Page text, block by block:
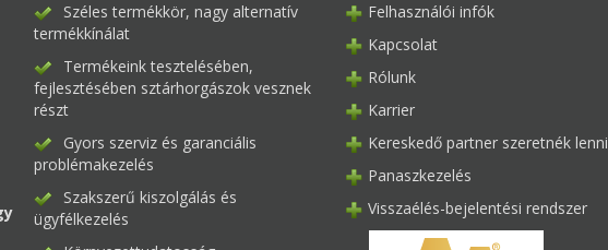
Széles termékkör, nagy alternatív
termékkínálat
Termékeink tesztelésében,
fejlesztésében sztárhorgászok vesznek
részt
Gyors szerviz és garanciális
problémakezelés
Szakszerű kiszolgálás és
ügyfélkezelés
Felhasználói infók
Kapcsolat
Rólunk
Karrier
Kereskedő partner szeretnék lenni
Panaszkezelés
Visszaélés-bejelentési rendszer